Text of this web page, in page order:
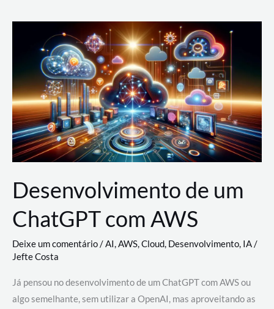
Nuvem:
Google
Cloud,
AWS
e
Azure
Desenvolvimento de um
ChatGPT com AWS
Deixe um comentário/AI,AWS,Cloud, Desenvolvimento, IA/
Jefte Costa
Já pensou no desenvolvimento de um ChatGPT com AWS ou
algo semelhante, sem utilizar a OpenAI, mas aproveitando as